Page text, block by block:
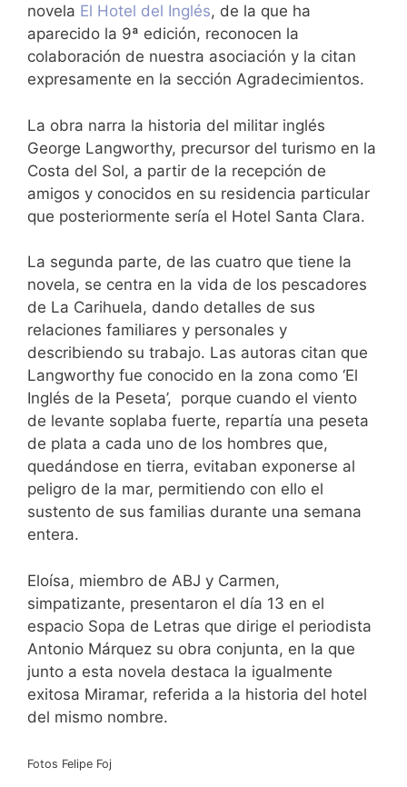
novela El Hotel del Inglés, de la que ha
aparecido la 9ª edición, reconocen la
colaboración de nuestra asociación y la citan
expresamente en la sección Agradecimientos.
La obra narra la historia del militar inglés
George Langworthy, precursor del turismo en la
Costa del Sol, a partir de la recepción de
amigos y conocidos en su residencia particular
que posteriormente sería el Hotel Santa Clara.
La segunda parte, de las cuatro que tiene la
novela, se centra en la vida de los pescadores
de La Carihuela, dando detalles de sus
relaciones familiares y personales y
describiendo su trabajo. Las autoras citan que
Langworthy fue conocido en la zona como ‘El
Inglés de la Peseta’, porque cuando el viento
de levante soplaba fuerte, repartía una peseta
de plata a cada uno de los hombres que,
quedándose en tierra, evitaban exponerse al
peligro de la mar, permitiendo con ello el
sustento de sus familias durante una semana
entera.
Eloísa, miembro de ABJ y Carmen,
simpatizante, presentaron el día 13 en el
espacio Sopa de Letras que dirige el periodista
Antonio Márquez su obra conjunta, en la que
junto a esta novela destaca la igualmente
exitosa Miramar, referida a la historia del hotel
del mismo nombre.
Fotos Felipe Foj